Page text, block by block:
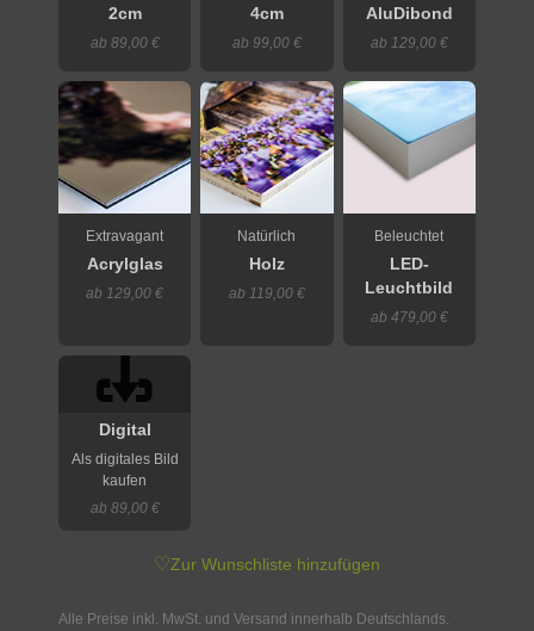
2cm
ab 89,00 €
4cm
ab 99,00 €
AluDibond
ab 129,00 €
Extravagant
Acrylglas
ab 129,00 €
Natürlich
Holz
ab 119,00 €
Beleuchtet
LED-
Leuchtbild
ab 479,00 €
Digital
Als digitales Bild
kaufen
ab 89,00 €
♡Zur Wunschliste hinzufügen
Alle Preise inkl. MwSt. und Versand innerhalb Deutschlands.